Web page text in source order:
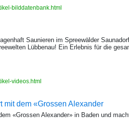
bilddatenbank.html
Saunieren im Spreewälder
Lübbenau! Ein Erlebnis für die
videos.html
mit dem «Grossen Alexander
«Grossen Alexander» in Baden und